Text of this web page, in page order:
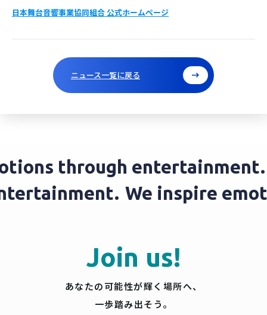
日本舞台音響事業協同組合 公式ホームページ
ニュース一覧に戻る
through entertainment.
entertainment. We inspire
Join us!
あなたの可能性が輝く場所へ、
一歩踏み出そう。